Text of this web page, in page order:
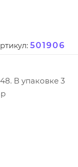
501906
В упаковке 3